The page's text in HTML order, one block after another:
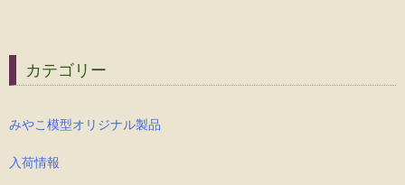
カテゴリー
みやこ模型オリジナル製品
入荷情報